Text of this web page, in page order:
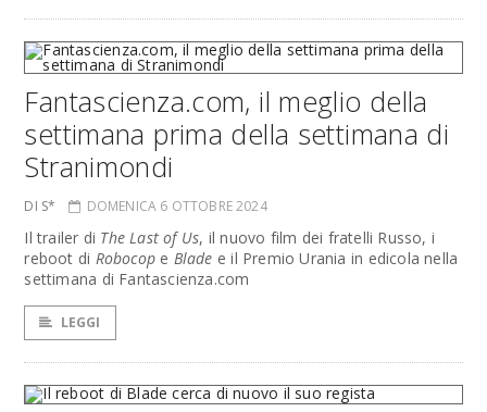
Fantascienza.com, il meglio della
settimana prima della settimana di
Stranimondi
DI S* DOMENICA 6 OTTOBRE 2024
Il trailer di The Last of Us, il nuovo film dei fratelli Russo, i
reboot di Robocop e Blade e il Premio Urania in edicola nella
settimana di Fantascienza.com
LEGGI